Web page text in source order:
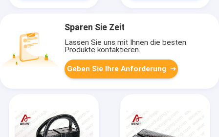
/SGS
Sparen Sie Zeit
Lassen Sie uns mit Ihnen die besten
Produkte kontaktieren.
Geben Sie Ihre Anforderung